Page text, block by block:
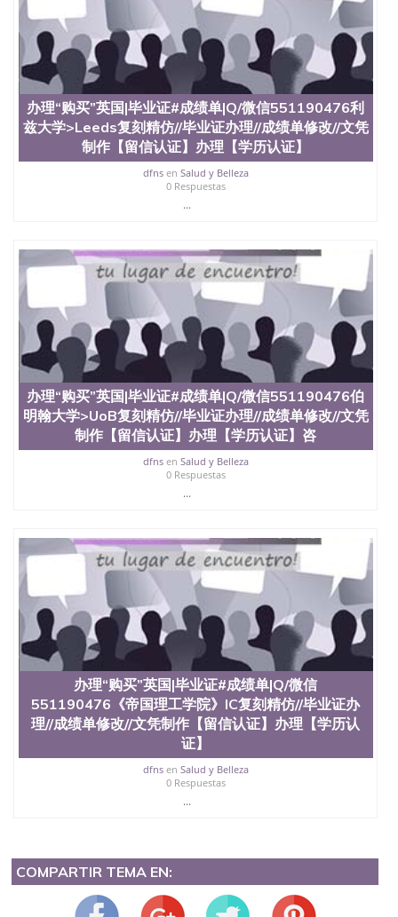
办理“购买”英国|毕业证#成绩单|Q/微信551190476利
兹大学>Leeds复刻精仿//毕业证办理//成绩单修改//文凭
制作【留信认证】办理【学历认证】
dfnsen Salud y Belleza
0 Respuestas
...
办理“购买”英国|毕业证#成绩单|Q/微信551190476伯
明翰大学>UoB复刻精仿//毕业证办理//成绩单修改//文凭
制作【留信认证】办理【学历认证】咨
dfnsen Salud y Belleza
0 Respuestas
...
办理“购买”英国|毕业证#成绩单|Q/微信
551190476《帝国理工学院》IC复刻精仿//毕业证办
理//成绩单修改//文凭制作【留信认证】办理【学历认
证】
dfnsen Salud y Belleza
0 Respuestas
...
COMPARTIR TEMA EN: